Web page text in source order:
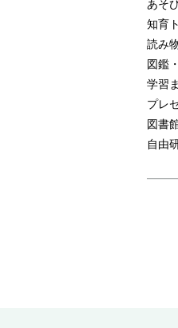
あそ
知育
読み
図鑑
学習
プレ
図書
自由